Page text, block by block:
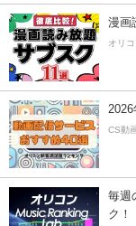
漫画
オリ
2026
CS動
毎週
ク！